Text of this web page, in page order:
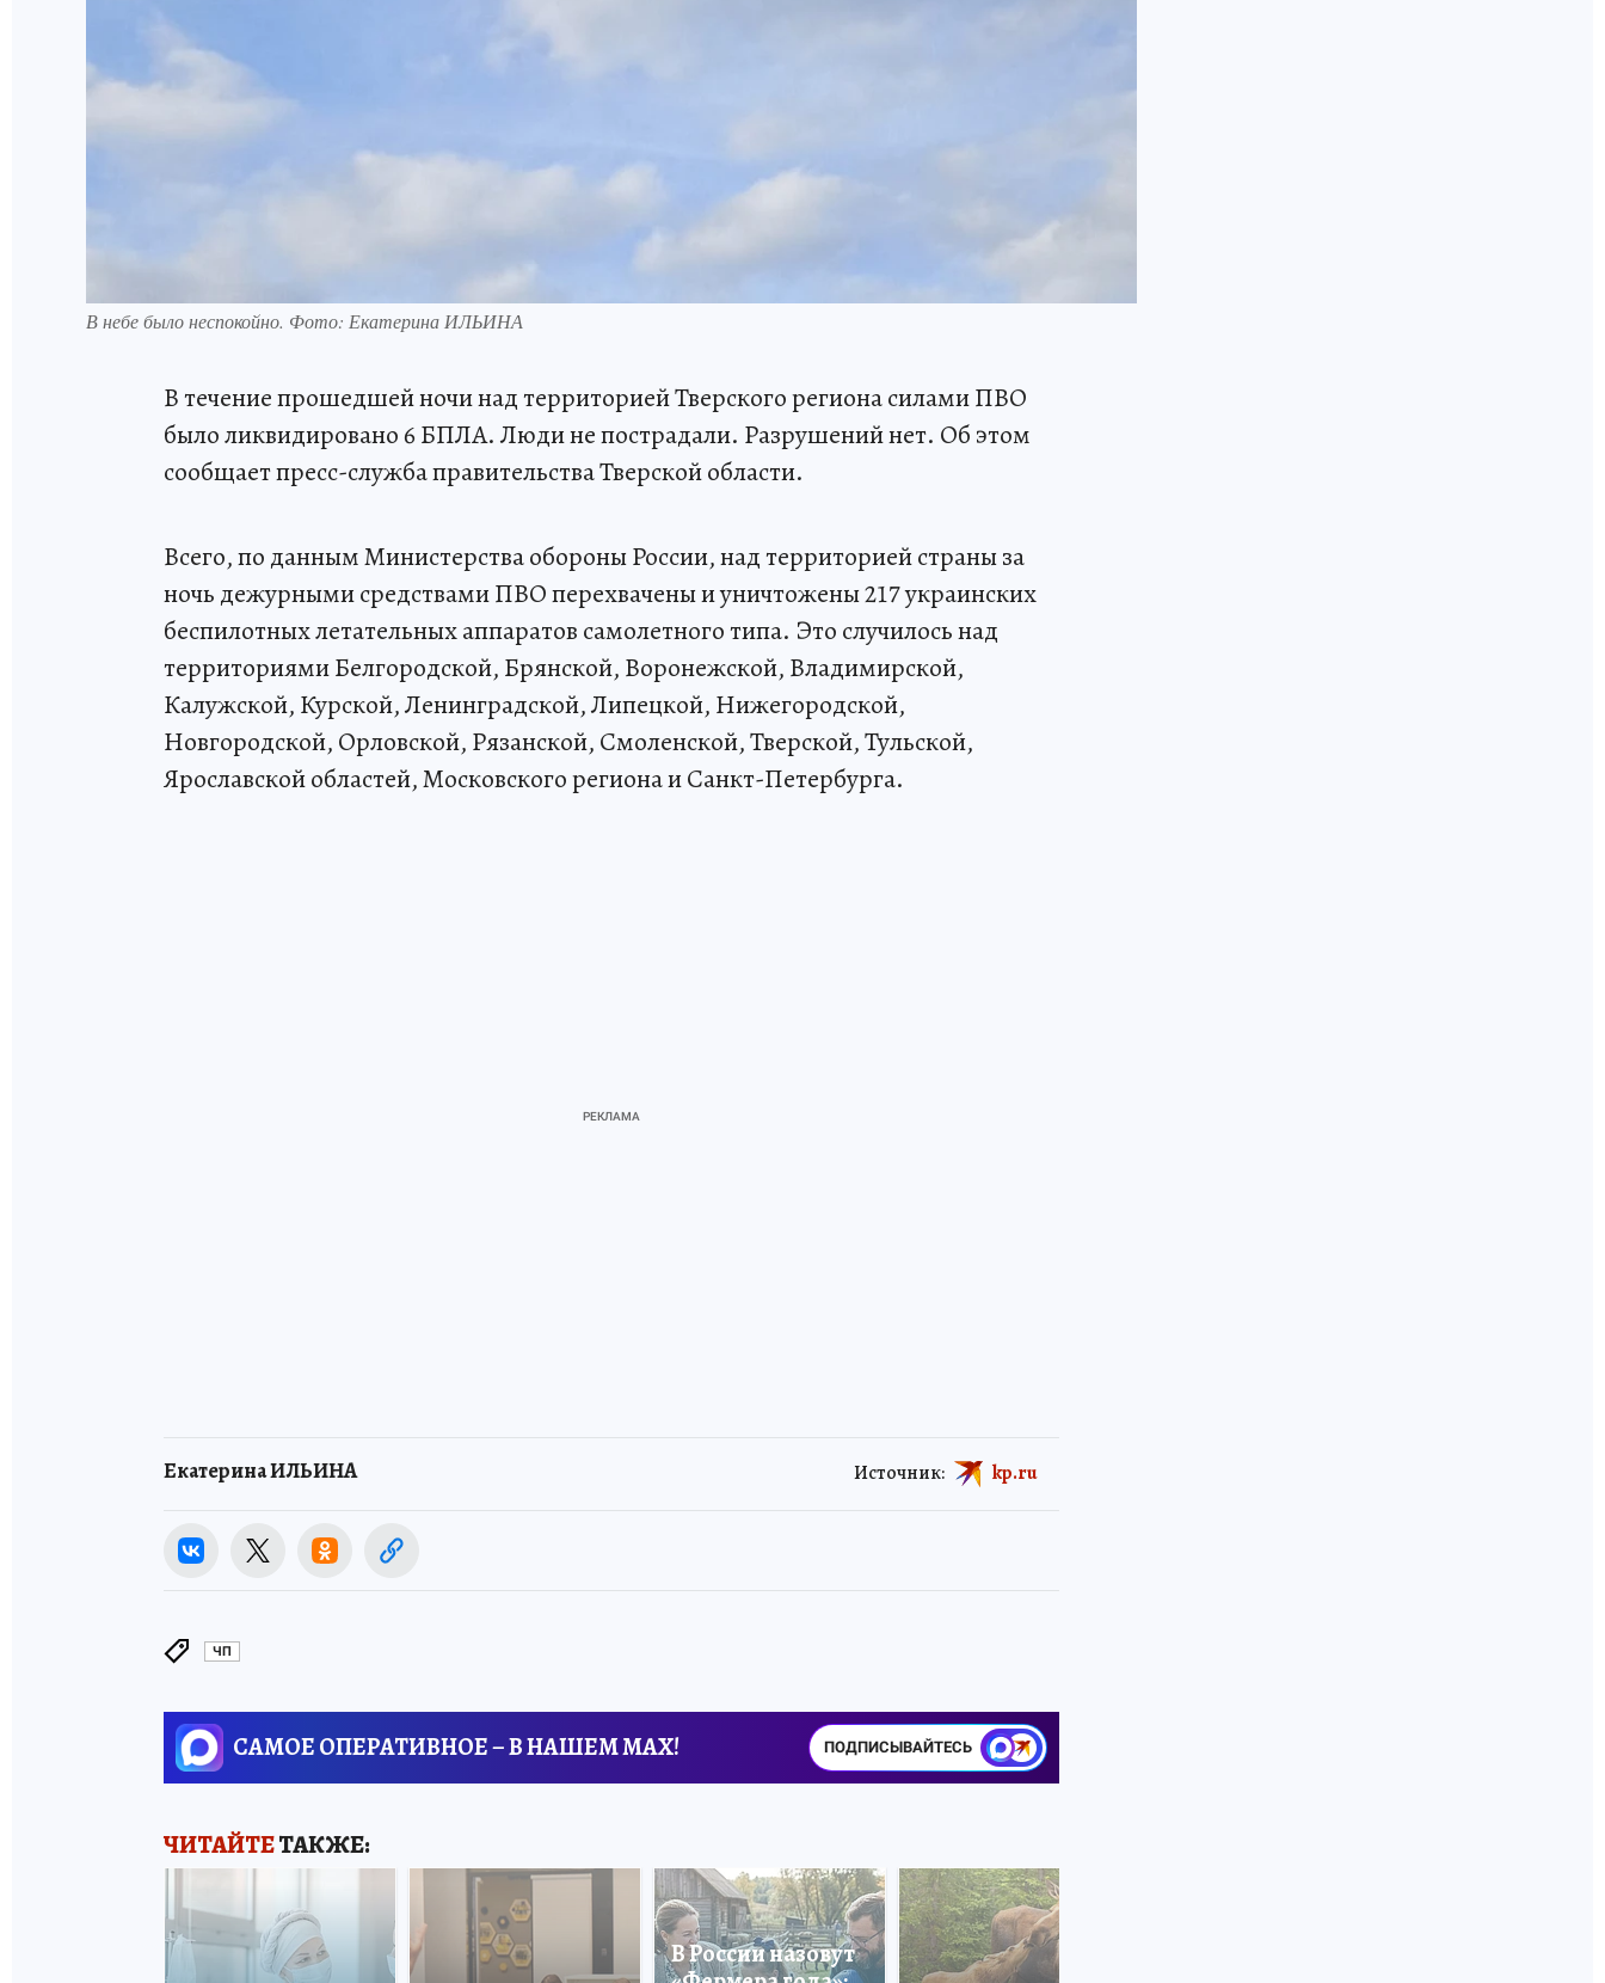
В небе было неспокойно. Фото: Екатерина ИЛЬИНА
В течение прошедшей ночи над территорией Тверского региона силами ПВО
было ликвидировано 6 БПЛА. Люди не пострадали. Разрушений нет. Об этом
сообщает пресс-служба правительства Тверской области.
Всего, по данным Министерства обороны России, над территорией страны за
ночь дежурными средствами ПВО перехвачены и уничтожены 217 украинских
беспилотных летательных аппаратов самолетного типа. Это случилось над
территориями Белгородской, Брянской, Воронежской, Владимирской,
Калужской, Курской, Ленинградской, Липецкой, Нижегородской,
Новгородской, Орловской, Рязанской, Смоленской, Тверской, Тульской,
Ярославской областей, Московского региона и Санкт-Петербурга.
Екатерина ИЛЬИНА Источник: kp.ru
ЧП
САМОЕ ОПЕРАТИВНОЕ – В НАШЕМ MAX! ПОДПИСЫВАЙТЕСЬ
ЧИТАЙТЕТАКЖЕ:
В России назовут